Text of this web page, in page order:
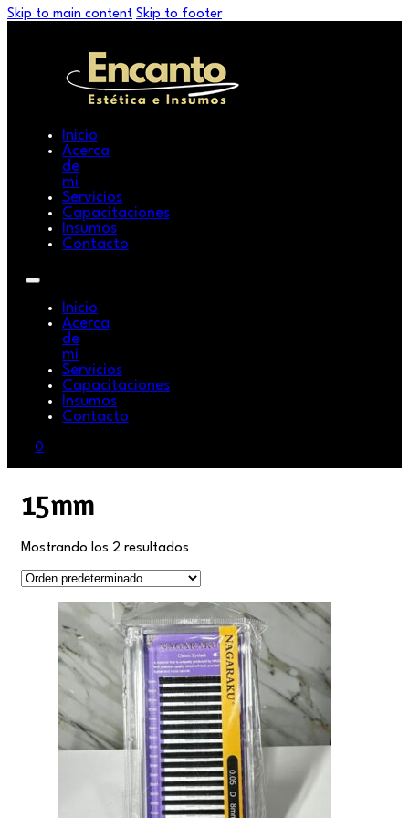
Skip to main content Skip to footer
Inicio
Acerca
de
mi
Servicios
Capacitaciones
Insumos
Contacto
Inicio
Acerca
de
mi
Servicios
Capacitaciones
Insumos
Contacto
0
15mm
Mostrando los 2 resultados